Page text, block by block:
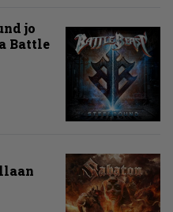
jo
Battle